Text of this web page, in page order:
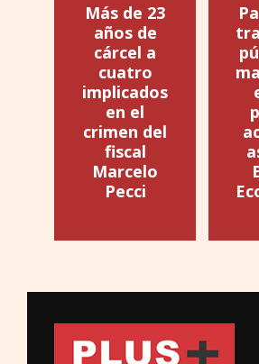
Más de 23
años de
cárcel a
cuatro
implicados
en el
crimen del
fiscal
Marcelo
Pecci